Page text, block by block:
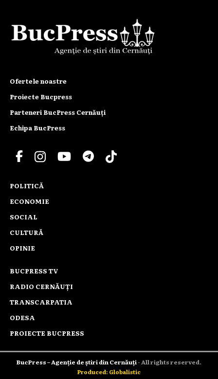
Ofertele noastre
Proiecte Bucpress
Parteneri BucPress Cernăuți
Echipa BucPress
POLITICĂ
ECONOMIE
SOCIAL
CULTURĂ
OPINIE
BUCPRESS TV
RADIO CERNĂUȚI
TRANSCARPATIA
ODESA
PROIECTE BUCPRESS
BucPress – Agenție de știri din Cernăuți- All rights reserved.
Produced: Globalistic